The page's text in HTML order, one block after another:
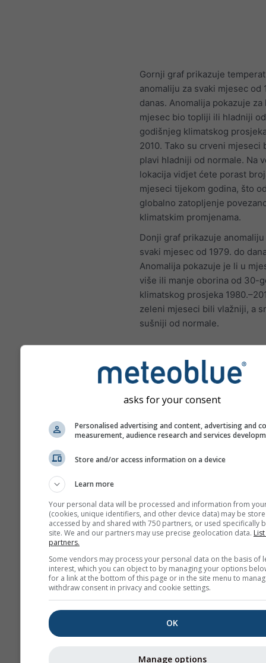
Gornji graf prikazuje
anomaliju za svaki mjesec od
danas. Anomalija pokazuje
mjesec bio topliji ili hladniji
godišnjeg klimatskog
2010. Tako su crveni mjeseci
plavi hladniji od normale. Na
lokacija vidjet ćete porast
mjeseci tijekom godina, što
globalno zatopljenje
klimatskim promjenama.
Donji graf prikazuje
svaki mjesec od 1979. do
Anomalija pokazuje je li u
više ili manje oborina od 30-
klimatskog prosjeka
zeleni mjeseci bili vlažniji, a
sušniji od normale.
Klimatske promjene –
mjesecima
Mjesec
Jan
Sep Oct Nov
asks for your consent
Personalised advertising and content, advertising and
measurement, audience research and services
Store and/or access information on a device
Learn more
Your personal data will be processed and information from
(cookies, unique identifiers, and other device data) may be
accessed by and shared with 750 partners, or used specifically
site. We and our partners may use precise geolocation data.
partners.
Some vendors may process your personal data on the basis of
interest, which you can object to by managing your options
for a link at the bottom of this page or in the site menu to
withdraw consent in privacy and cookie settings.
OK
Manage options